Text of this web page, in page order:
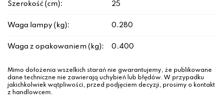
Szerokość (cm): 25
Waga lampy (kg): 0.280
Waga z opakowaniem (kg): 0.400
Mimo dołożenia wszelkich starań nie gwarantujemy, że publikowane
dane techniczne nie zawierają uchybień lub błędów. W przypadku
jakichkolwiek wątpliwości, przed podjęciem decyzji, prosimy o kontakt
z handlowcem.